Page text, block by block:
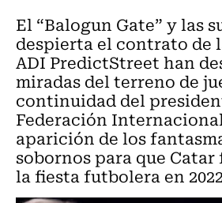
El “Balogun Gate” y las
despierta el contrato de
ADI PredictStreet han
miradas del terreno de
continuidad del
Federación
aparición de los
sobornos para que Catar
la fiesta futbolera en